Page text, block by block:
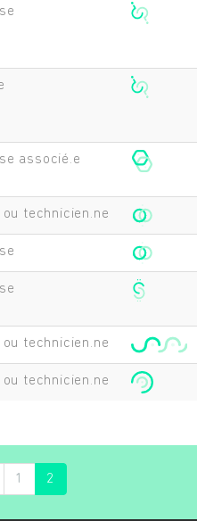
associé.e
ou technicien.ne
ou technicien.ne
ou technicien.ne
1 2